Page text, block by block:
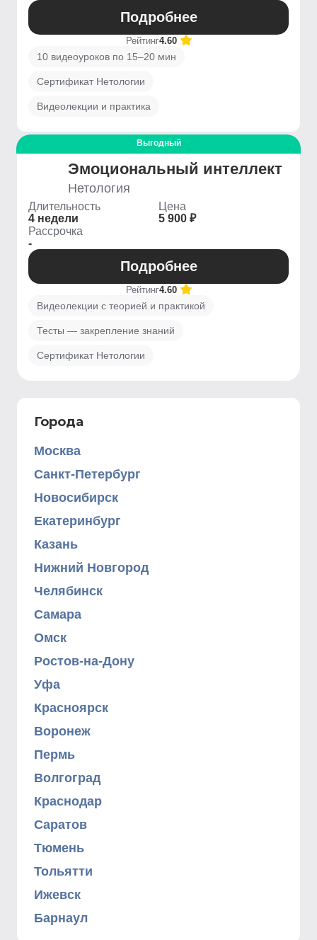
Подробнее
Рейтинг4.60
10 видеоуроков по 15–20 мин
Сертификат Нетологии
Видеолекции и практика
Выгодный
Эмоциональный интеллект
Нетология
Длительность
4 недели
Цена
5 900 ₽
Рассрочка
-
Подробнее
Рейтинг4.60
Видеолекции с теорией и практикой
Тесты — закрепление знаний
Сертификат Нетологии
Города
Москва
Санкт-Петербург
Новосибирск
Екатеринбург
Казань
Нижний Новгород
Челябинск
Самара
Омск
Ростов-на-Дону
Уфа
Красноярск
Воронеж
Пермь
Волгоград
Краснодар
Саратов
Тюмень
Тольятти
Ижевск
Барнаул